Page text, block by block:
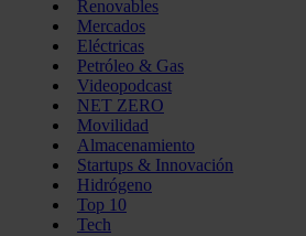
Renovables
Mercados
Eléctricas
Petróleo & Gas
Videopodcast
NET ZERO
Movilidad
Almacenamiento
Startups & Innovación
Hidrógeno
Top 10
Tech